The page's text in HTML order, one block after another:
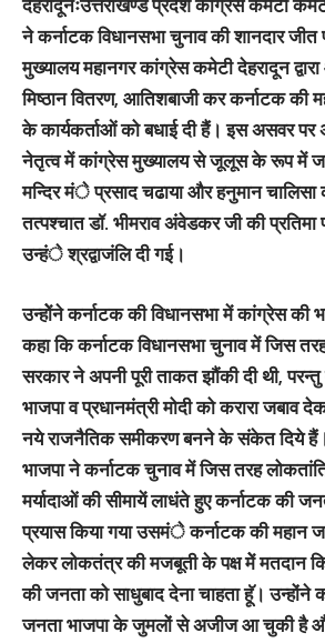
देहरादूनःउत्तराखण्ड प्रदेश कांग्रेस कमेटी
ने कर्नाटक विधानसभा चुनाव की शानदार
मुख्यालय महानगर कांग्रेस कमेटी देहरादून
मिष्ठान वितरण, आतिशबाजी कर कर्नाटक की
के कार्यकर्ताओं को बधाई दी हैं। इस असवर पर
नेतृत्व में कांग्रेस मुख्यालय से जूलूस के रूप में
मन्दिर मंे प्रसाद चढाया और हनुमान चालिसा
तत्पश्चात डॉ. भीमराव अंवेडकर जी की प्रतिमा
उन्हंे श्रद्वाजंलि दी गई।
उन्होेंने कर्नाटक की विधानसभा में कांग्रेस की
कहा कि कर्नाटक विधानसभा चुनाव में जिस
सरकार ने अपनी पूरी ताकत झौंकी दी थी,
भाजपा व प्रधानमंत्री मोदी को करारा जबाव
नये राजनैतिक समीकरण बनने के संकेत दिये हैं।
भाजपा ने कर्नाटक चुनाव में जिस तरह
मर्यादाओं की सीमायें लाधंते हुए कर्नाटक की
प्रयास किया गया उसमंे कर्नाटक की महान
लेकर लोकतंत्र की मजबूती के पक्ष मेें मतदान
की जनता को साधुबाद देना चाहता हॅू।
जनता भाजपा के जुमलों से अजीज आ चुकी है